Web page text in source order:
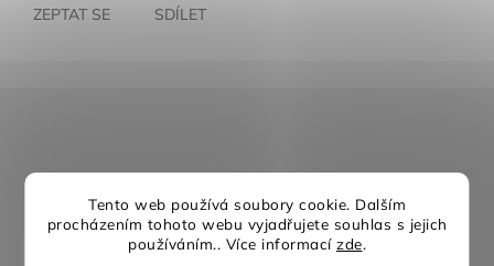
Tento web používá soubory cookie. Dalším
procházením tohoto webu vyjadřujete souhlas s jejich
používáním.. Více informací zde.
ZEPTAT SE SDÍLET
Diskuze